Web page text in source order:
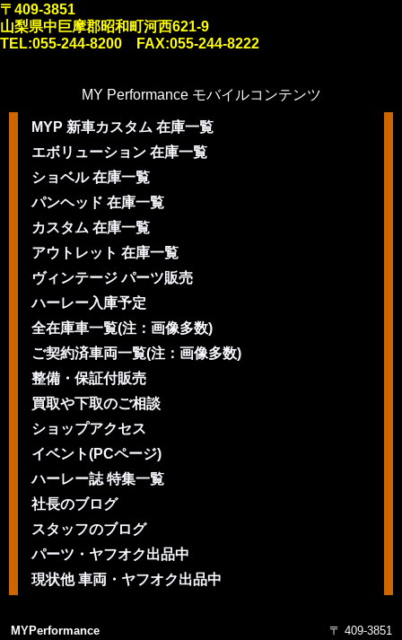
〒409-3851
山梨県中巨摩郡昭和町河西621-9
TEL:055-244-8200 FAX:055-244-8222
MY Performance モバイルコンテンツ
MYP 新車カスタム 在庫一覧
エボリューション 在庫一覧
ショベル 在庫一覧
パンヘッド 在庫一覧
カスタム 在庫一覧
アウトレット 在庫一覧
ヴィンテージ パーツ販売
ハーレー入庫予定
全在庫車一覧(注：画像多数)
ご契約済車両一覧(注：画像多数)
整備・保証付販売
買取や下取のご相談
ショップアクセス
イベント(PCページ)
ハーレー誌 特集一覧
社長のブログ
スタッフのブログ
パーツ・ヤフオク出品中
現状他 車両・ヤフオク出品中
MYPerformance 〒 409-3851